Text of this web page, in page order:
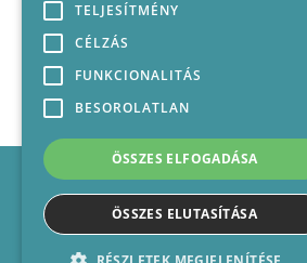
Impresszum
Médiajánlat
Felhasználási feltételek
TELJESÍTMÉNY
CÉLZÁS
FUNKCIONALITÁS
BESOROLATLAN
ÖSSZES ELFOGADÁSA
ÖSSZES ELUTASÍTÁSA